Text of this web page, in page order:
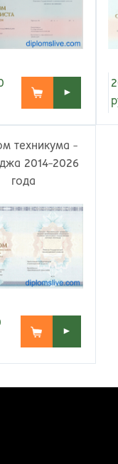
Омск
►
техникума -
2014-2026
года
►